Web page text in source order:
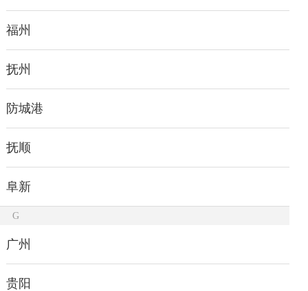
福州
抚州
防城港
抚顺
阜新
G
广州
贵阳